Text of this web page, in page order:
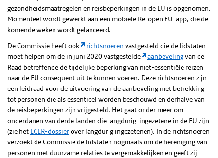
gezondheidsmaatregelen en reisbeperkingen in de EU is opgenomen.
Momenteel wordt gewerkt aan een mobiele Re-open EU-app, die de
komende weken wordt gelanceerd.
De Commissie heeft ook
richtsnoeren vastgesteld die de lidstaten
moet helpen om de in juni 2020 vastgestelde
aanbevelingvan de
Raad betreffende de tijdelijke beperking van niet-essentiële reizen
naar de EU consequent uit te kunnen voeren. Deze richtsnoeren zijn
een leidraad voor de uitvoering van de aanbeveling met betrekking
tot personen die als essentieel worden beschouwd en derhalve van
de reisbeperkingen zijn vrijgesteld. Het gaat onder meer om
onderdanen van derde landen die langdurig-ingezetene in de EU zijn
(zie het ECER-dossierover langdurig ingezetenen). In de richtsnoeren
verzoekt de Commissie de lidstaten nogmaals om de hereniging van
personen met duurzame relaties te vergemakkelijken en geeft zij